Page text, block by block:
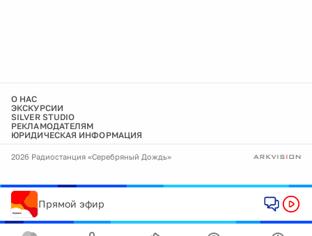
О НАС
ЭКСКУРСИИ
SILVER STUDIO
РЕКЛАМОДАТЕЛЯМ
ЮРИДИЧЕСКАЯ ИНФОРМАЦИЯ
2026 Радиостанция «Серебряный Дождь»
Прямой эфир